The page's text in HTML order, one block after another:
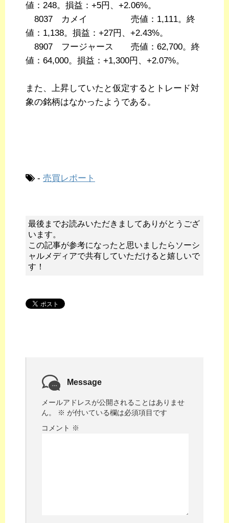
値：248。損益：+5円、+2.06%。
8037 カメイ 売値：1,111。終
値：1,138。損益：+27円、+2.43%。
8907 フージャース 売値：62,700。終
値：64,000。損益：+1,300円、+2.07%。
また、上昇していたと仮定するとトレード対
象の銘柄はなかったようである。
- 売買レポート
最後までお読みいただきましてありがとうござ
います。
この記事が参考になったと思いましたらソーシ
ャルメディアで共有していただけると嬉しいで
す！
Message
メールアドレスが公開されることはありませ
ん。
※ が付いている欄は必須項目です
コメント ※